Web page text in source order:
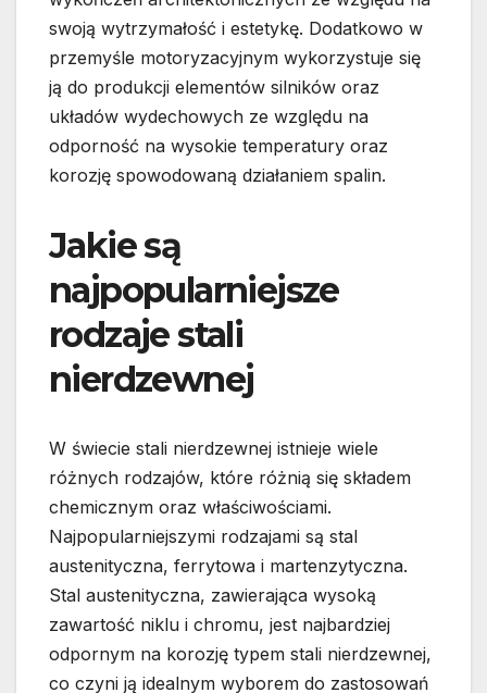
swoją wytrzymałość i estetykę. Dodatkowo w
przemyśle motoryzacyjnym wykorzystuje się
ją do produkcji elementów silników oraz
układów wydechowych ze względu na
odporność na wysokie temperatury oraz
korozję spowodowaną działaniem spalin.
Jakie są
najpopularniejsze
rodzaje stali
nierdzewnej
W świecie stali nierdzewnej istnieje wiele
różnych rodzajów, które różnią się składem
chemicznym oraz właściwościami.
Najpopularniejszymi rodzajami są stal
austenityczna, ferrytowa i martenzytyczna.
Stal austenityczna, zawierająca wysoką
zawartość niklu i chromu, jest najbardziej
odpornym na korozję typem stali nierdzewnej,
co czyni ją idealnym wyborem do zastosowań